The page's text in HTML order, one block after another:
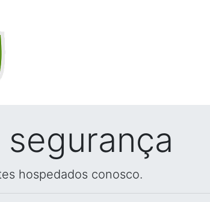
hospedados conosco.